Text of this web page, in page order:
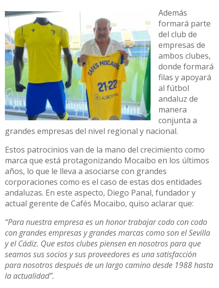
Además
formará parte
del club de
empresas de
ambos clubes,
donde formará
filas y apoyará
al fútbol
andaluz de
manera
conjunta a
grandes empresas del nivel regional y nacional.
Estos patrocinios van de la mano del crecimiento como
marca que está protagonizando Mocaibo en los últimos
años, lo que le lleva a asociarse con grandes
corporaciones como es el caso de estas dos entidades
andaluzas. En este aspecto, Diego Panal, fundador y
actual gerente de Cafés Mocaibo, quiso aclarar que:
“Para nuestra empresa es un honor trabajar codo con codo
con grandes empresas y grandes marcas como son el Sevilla
y el Cádiz. Que estos clubes piensen en nosotros para que
seamos sus socios y sus proveedores es una satisfacción
para nosotros después de un largo camino desde 1988 hasta
la actualidad”.